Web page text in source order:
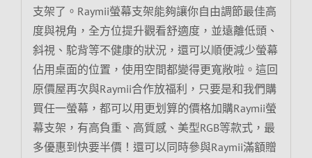
支架了。Raymii螢幕支架能夠讓你自由調節最佳高
度與視角，全方位提升觀看舒適度，並遠離低頭、
斜視、駝背等不健康的狀況，還可以順便減少螢幕
佔用桌面的位置，使用空間都變得更寬敞啦。這回
原價屋再次與Raymii合作放福利，只要是和我們購
買任一螢幕，都可以用更划算的價格加購Raymii螢
幕支架，有高負重、高質感、美型RGB等款式，最
多優惠到快要半價！還可以同時參與Raymii滿額贈